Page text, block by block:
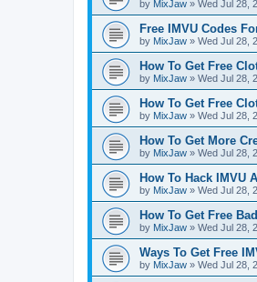
by MixJaw » Wed Jul 28,
Free IMVU Codes
by MixJaw » Wed Jul 28,
How To Get Free
by MixJaw » Wed Jul 28,
How To Get Free
by MixJaw » Wed Jul 28,
How To Get More
by MixJaw » Wed Jul 28,
How To Hack IMVU
by MixJaw » Wed Jul 28,
How To Get Free
by MixJaw » Wed Jul 28,
Ways To Get Free
by MixJaw » Wed Jul 28,